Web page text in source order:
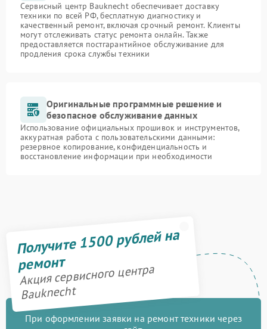
Сервисный центр Bauknecht обеспечивает доставку
техники по всей РФ, бесплатную диагностику и
качественный ремонт, включая срочный ремонт. Клиенты
могут отслеживать статус ремонта онлайн. Также
предоставляется постгарантийное обслуживание для
продления срока службы техники
Оригинальные программные решение и
безопасное обслуживание данных
Использование официальных прошивок и инструментов,
аккуратная работа с пользовательскими данными:
резервное копирование, конфиденциальность и
восстановление информации при необходимости
Получите 1500 рублей на
ремонт
Акция сервисного центра
Bauknecht
При оформлении заявки на ремонт техники через